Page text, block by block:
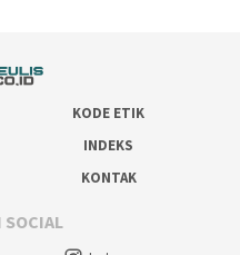
KODE ETIK
INDEKS
KONTAK
SOCIAL